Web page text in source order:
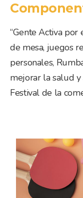
“Gente Activa por
de mesa, juegos
personales,
mejorar la salud y
Festival de la